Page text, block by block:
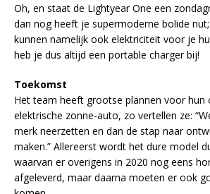
Oh, en staat de Lightyear One een
dan nog heeft je supermoderne bolide
kunnen namelijk ook elektriciteit voor je
heb je dus altijd een portable charger bij!
Toekomst
Het team heeft grootse plannen voor hun
elektrische zonne-auto, zo vertellen ze:
merk neerzetten en dan de stap naar
maken.” Allereerst wordt het dure model
waarvan er overigens in 2020 nog eens
afgeleverd, maar daarna moeten er ook